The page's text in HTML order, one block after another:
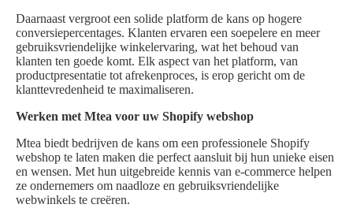
Daarnaast vergroot een solide platform de kans op hogere
conversiepercentages. Klanten ervaren een soepelere en meer
gebruiksvriendelijke winkelervaring, wat het behoud van
klanten ten goede komt. Elk aspect van het platform, van
productpresentatie tot afrekenproces, is erop gericht om de
klanttevredenheid te maximaliseren.
Werken met Mtea voor uw Shopify webshop
Mtea biedt bedrijven de kans om een professionele Shopify
webshop te laten maken die perfect aansluit bij hun unieke eisen
en wensen. Met hun uitgebreide kennis van e-commerce helpen
ze ondernemers om naadloze en gebruiksvriendelijke
webwinkels te creëren.